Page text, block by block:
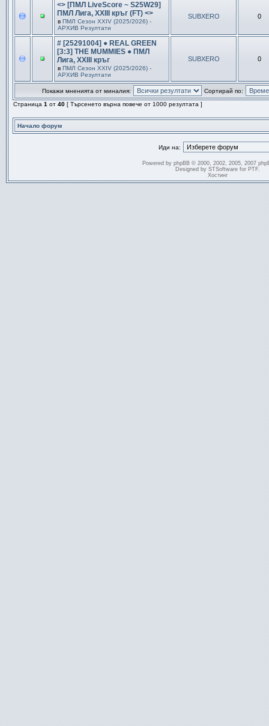
<> [ПМЛ LiveScore ~ S25W29]
ПМЛ Лига, XXIII кръг (FT) <>
в ПМЛ Сезон ХXIV (2025/2026) -
АРХИВ Резултати
SUBXERO 0
# [25291004] ● REAL GREEN
[3:3] THE MUMMIES ● ПМЛ
Лига, XXIII кръг
в ПМЛ Сезон ХXIV (2025/2026) -
АРХИВ Резултати
SUBXERO 0
Покажи мненията от миналия:
Сортирай по:
Страница 1 от 40 [ Търсенето върна повече от 1000 резултата ]
Начало форум
Иди на:
Powered by phpBB© 2000, 2002, 2005, 2007
Designed by STSoftwarefor PTF.
Хостинг